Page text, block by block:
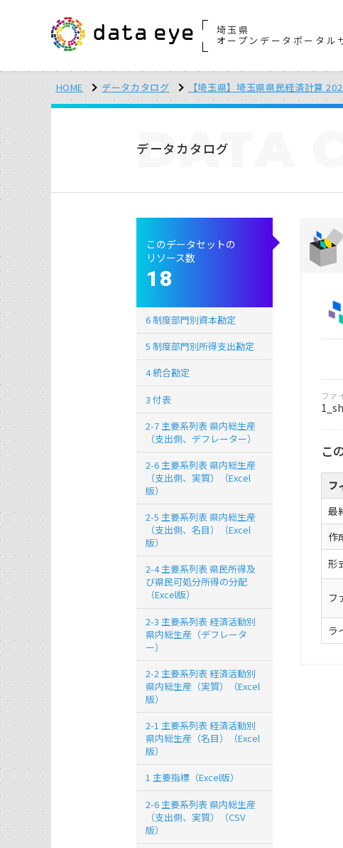
埼玉県
オープンデータポータル
HOME データカタログ 【埼玉県】埼玉県県民経済計算
データカタログ
DATA
ファ
こ
フ
最
作
形
フ
ラ
このデータセットの
リソース数
18
6 制度部門別資本勘定
5 制度部門別所得支出勘定
4 統合勘定
3 付表
2-7 主要系列表 県内総生産
（支出側、デフレーター）
2-6 主要系列表 県内総生産
（支出側、実質）（Excel
版）
2-5 主要系列表 県内総生産
（支出側、名目）（Excel
版）
2-4 主要系列表 県民所得及
び県民可処分所得の分配
（Excel版）
2-3 主要系列表 経済活動別
県内総生産（デフレータ
ー）
2-2 主要系列表 経済活動別
県内総生産（実質）（Excel
版）
2-1 主要系列表 経済活動別
県内総生産（名目）（Excel
版）
1 主要指標（Excel版）
2-6 主要系列表 県内総生産
（支出側、実質）（CSV
版）